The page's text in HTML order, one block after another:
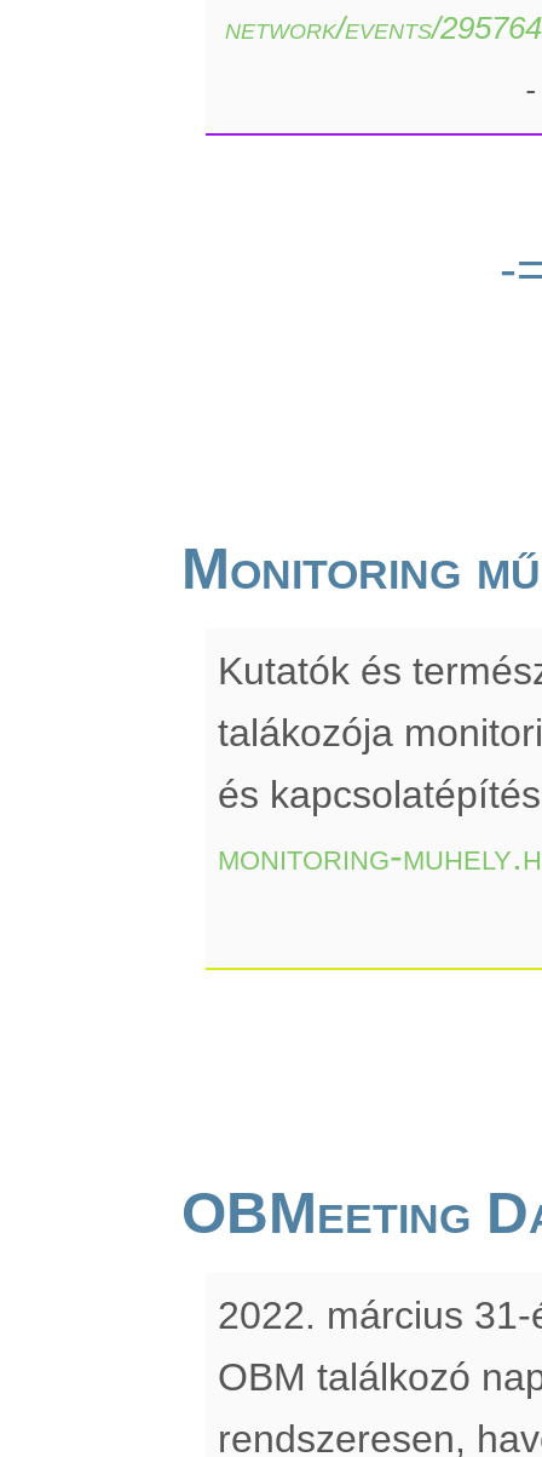
network/events/
-
Monitoring
Kutatók és
talákozója
és
monitoring-
OBMeeting
2022. március
OBM találkozó
rendszeresen,